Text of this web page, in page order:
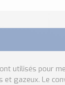
utilisés pour
et gazeux. Le